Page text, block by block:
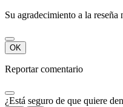
Su agradecimiento a la reseña
OK
Reportar comentario
¿Está seguro de que quiere